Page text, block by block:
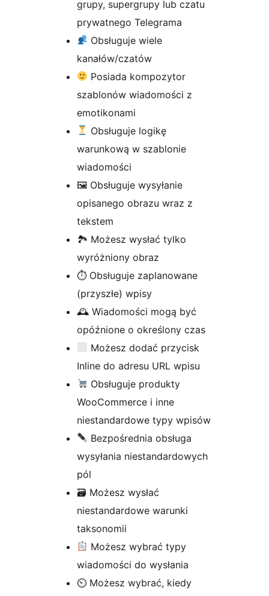
grupy, supergrupy lub czatu
prywatnego Telegrama
Obsługuje wiele
kanałów/czatów
Posiada kompozytor
szablonów wiadomości z
emotikonami
Obsługuje logikę
warunkową w szablonie
wiadomości
🖼 Obsługuje wysyłanie
opisanego obrazu wraz z
tekstem
🏞 Możesz wysłać tylko
wyróżniony obraz
⏱ Obsługuje zaplanowane
(przyszłe) wpisy
🕰 Wiadomości mogą być
opóźnione o określony czas
Możesz dodać przycisk
Inline do adresu URL wpisu
Obsługuje produkty
WooCommerce i inne
niestandardowe typy wpisów
Bezpośrednia obsługa
wysyłania niestandardowych
pól
🗃 Możesz wysłać
niestandardowe warunki
taksonomii
Możesz wybrać typy
wiadomości do wysłania
⏲ Możesz wybrać, kiedy